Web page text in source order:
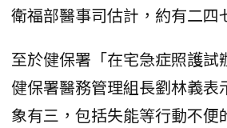
衛福部醫事司估計，約有二四
至於健保署「在宅急症照護試
健保署醫務管理組長劉林義表
象有三，包括失能等行動不便